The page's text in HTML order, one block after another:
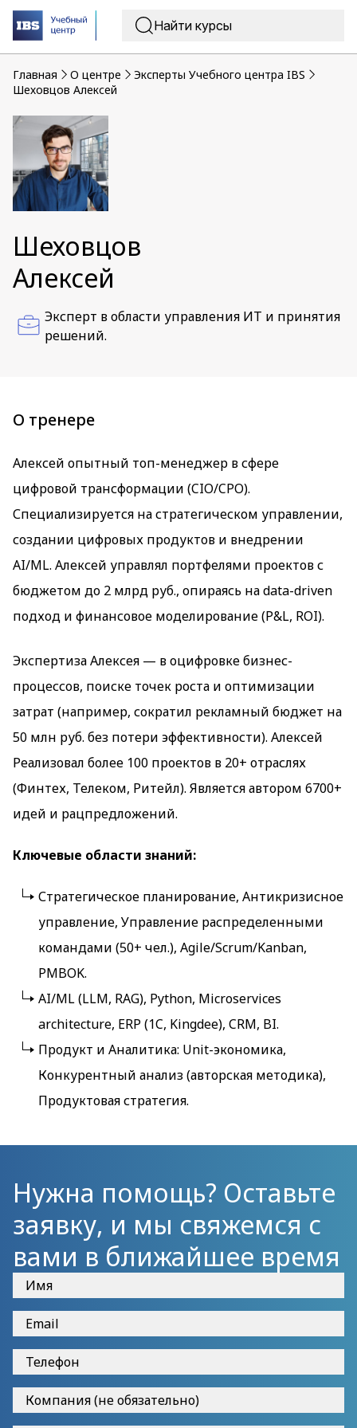
Главная O центре
Эксперты Учебного центра IBS
Шеховцов Алексей
Шеховцов
Алексей
Эксперт в области управления ИТ и принятия
решений.
О тренере
Алексей опытный топ-менеджер в сфере
цифровой трансформации (CIO/CPO).
Специализируется на стратегическом управлении,
создании цифровых продуктов и внедрении
AI/ML. Алексей управлял портфелями проектов с
бюджетом до 2 млрд руб., опираясь на data-driven
подход и финансовое моделирование (P&L, ROI).
Экспертиза Алексея — в оцифровке бизнес-
процессов, поиске точек роста и оптимизации
затрат (например, сократил рекламный бюджет на
50 млн руб. без потери эффективности). Алексей
Реализовал более 100 проектов в 20+ отраслях
(Финтех, Телеком, Ритейл). Является автором 6700+
идей и рацпредложений.
Ключевые области знаний:
Стратегическое планирование, Антикризисное
управление, Управление распределенными
командами (50+ чел.), Agile/Scrum/Kanban,
PMBOK.
AI/ML (LLM, RAG), Python, Microservices
architecture, ERP (1C, Kingdee), CRM, BI.
Продукт и Аналитика: Unit-экономика,
Конкурентный анализ (авторская методика),
Продуктовая стратегия.
Нужна помощь? Оставьте
заявку, и мы свяжемся с
вами в ближайшее время